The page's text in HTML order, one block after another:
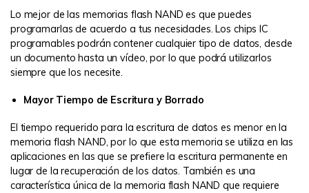
Lo mejor de las memorias flash NAND es que puedes
programarlas de acuerdo a tus necesidades. Los chips IC
programables podrán contener cualquier tipo de datos, desde
un documento hasta un vídeo, por lo que podrá utilizarlos
siempre que los necesite.
Mayor Tiempo de Escritura y Borrado
El tiempo requerido para la escritura de datos es menor en la
memoria flash NAND, por lo que esta memoria se utiliza en las
aplicaciones en las que se prefiere la escritura permanente en
lugar de la recuperación de los datos. También es una
característica única de la memoria flash NAND que requiere